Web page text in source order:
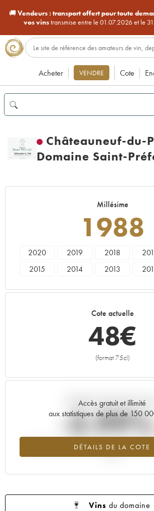
🚚Vendeurs : transport offert pour toute
vos vinstransmise entre le 01.07.2026 et le
Acheter VENDRE Cote
Châteauneuf-du-
Domaine Saint-
Millésime
1988
2020 2019 2018
2015
2014 2013
1988
1979
Cote actuelle
48€
(format 75cl)
Accès gratuit et illimité
aux statistiques de plus de 150
DÉTAILS DE LA COTE
Tendance actuelle de la cote
-3.99%
Tendance à la baisse du millésime 1988 en
Vins du domaine